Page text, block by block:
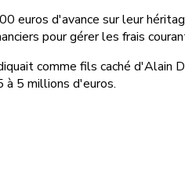
euros d'avance sur leur
pour gérer les frais
comme fils caché d'Alain
à 5 millions d'euros.